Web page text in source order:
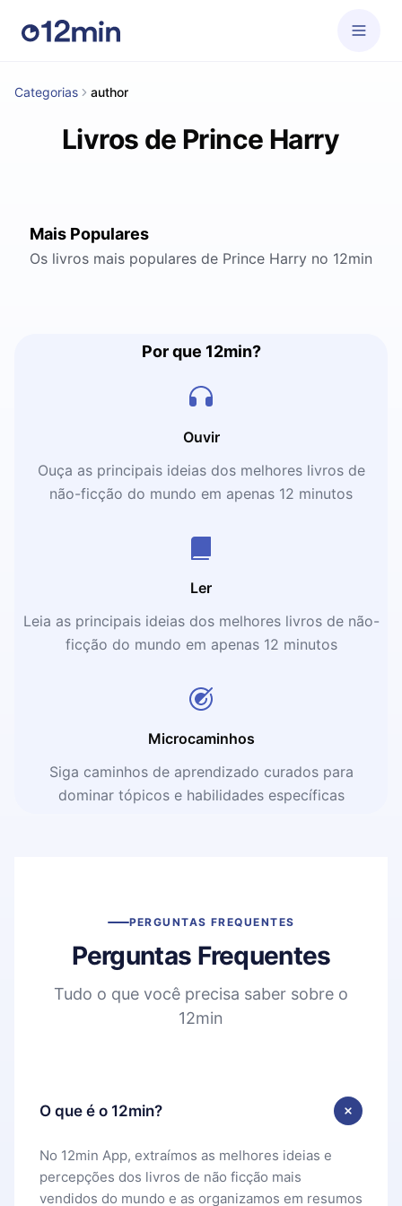
Categorias author
Livros de Prince Harry
Mais Populares
Os livros mais populares de Prince Harry no 12min
Por que 12min?
Ouvir
Ouça as principais ideias dos melhores livros de
não-ficção do mundo em apenas 12 minutos
Ler
Leia as principais ideias dos melhores livros de não-
ficção do mundo em apenas 12 minutos
Microcaminhos
Siga caminhos de aprendizado curados para
dominar tópicos e habilidades específicas
PERGUNTAS FREQUENTES
Perguntas Frequentes
Tudo o que você precisa saber sobre o
12min
O que é o 12min?
No 12min App, extraímos as melhores ideias e
percepções dos livros de não ficção mais
vendidos do mundo e as organizamos em resumos